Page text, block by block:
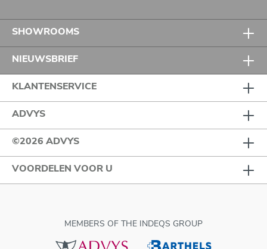
SHOWROOMS
NIEUWSBRIEF
KLANTENSERVICE
ADVYS
©2026 ADVYS
VOORDELEN VOOR U
MEMBERS OF THE INDEQS GROUP